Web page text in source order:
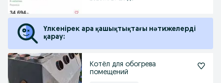
Үлкенірек ара қашықтықтағы нәтижелерді
қарау:
Котёл для обогрева
помещений